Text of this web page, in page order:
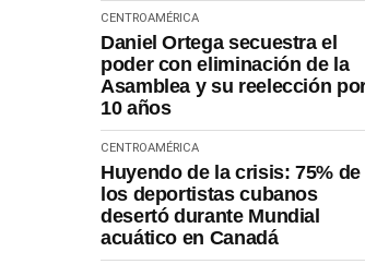
CENTROAMÉRICA
Daniel Ortega secuestra el
poder con eliminación de la
Asamblea y su reelección
10 años
CENTROAMÉRICA
Huyendo de la crisis: 75% de
los deportistas cubanos
desertó durante Mundial
acuático en Canadá